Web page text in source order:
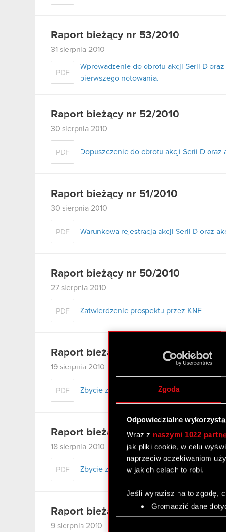
Zgoda
Odpowiedzialne
Wraz z naszymi 1022
jak pliki cookie, w celu
naprzeciw oczekiwaniom
w jakich celach to robi.
Jeśli wyrazisz na to zgodę,
Gromadzić dane
Identyfikować Twoje
Raport bieżący nr 53/2010
31 sierpnia 2010
PDF
Wprowadzenie do obrotu akcji Serii D
pierwszego notowania.
Raport bieżący nr 52/2010
30 sierpnia 2010
PDF Dopuszczenie do obrotu akcji Serii D oraz
Raport bieżący nr 51/2010
30 sierpnia 2010
PDF Warunkowa rejestracja akcji Serii D oraz
Raport bieżący nr 50/2010
27 sierpnia 2010
PDF Zatwierdzenie prospektu przez KNF
Raport bieżący nr 49/2010
19 sierpnia 2010
PDF Zbycie znacznego pakietu akcji i
Raport bieżący nr 48/2010
18 sierpnia 2010
PDF Zbycie znacznego pakietu akcji i
Raport bieżący nr 47/2010
9 sierpnia 2010